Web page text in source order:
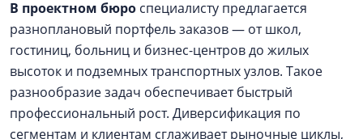
В проектном бюро специалисту предлагается
разноплановый портфель заказов — от школ,
гостиниц, больниц и бизнес-центров до жилых
высоток и подземных транспортных узлов. Такое
разнообразие задач обеспечивает быстрый
профессиональный рост. Диверсификация по
сегментам и клиентам сглаживает рыночные циклы,